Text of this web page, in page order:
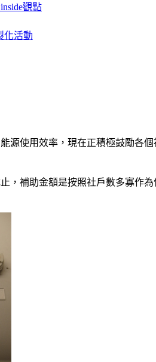
觀點
化活動
源使用效率，現在正積極鼓勵各
，補助金額是按照社戶數多寡